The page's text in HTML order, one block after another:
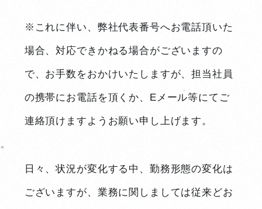
※これに伴い、弊社代表番号へお電話頂いた
場合、対応できかねる場合がございますの
で、お手数をおかけいたしますが、担当社員
の携帯にお電話を頂くか、Eメール等にてご
連絡頂けますようお願い申し上げます。
日々、状況が変化する中、勤務形態の変化は
ございますが、業務に関しましては従来どお